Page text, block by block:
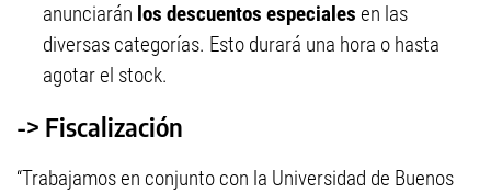
anunciarán los descuentos especiales en las
diversas categorías. Esto durará una hora o hasta
agotar el stock.
-> Fiscalización
“Trabajamos en conjunto con la Universidad de Buenos